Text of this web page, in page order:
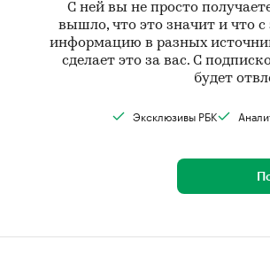
С ней вы не просто
вышло, что это значит и что
информацию в разных
сделает это за вас. С
будет
Эксклюзивы РБК